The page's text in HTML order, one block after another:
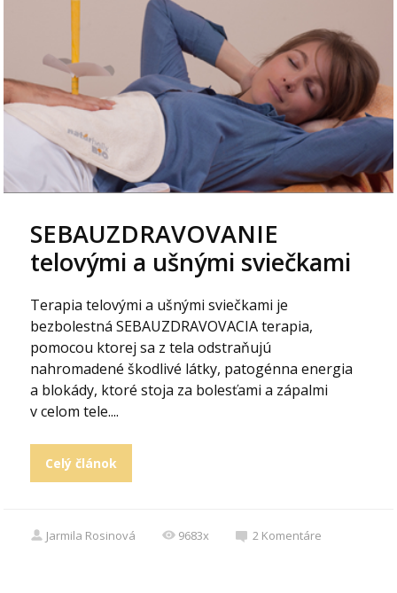
SEBAUZDRAVOVANIE
telovými a ušnými sviečkami
Terapia telovými a ušnými sviečkami je
bezbolestná SEBAUZDRAVOVACIA terapia,
pomocou ktorej sa z tela odstraňujú
nahromadené škodlivé látky, patogénna energia
a blokády, ktoré stoja za bolesťami a zápalmi
v celom tele....
Celý článok
Jarmila Rosinová 9683x 2 Komentáre